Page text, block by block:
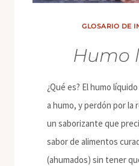
GLOSARIO DE
Humo
¿Qué es? El humo
a humo, y perdón por la
un saborizante que
sabor de alimentos
(ahumados) sin tener